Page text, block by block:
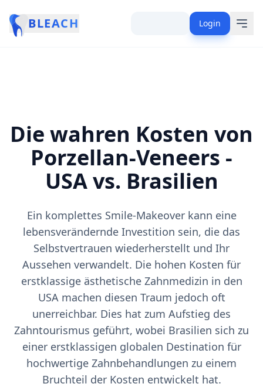
BLEACH Login
Die wahren Kosten von
Porzellan-Veneers -
USA vs. Brasilien
Ein komplettes Smile-Makeover kann eine
lebensverändernde Investition sein, die das
Selbstvertrauen wiederherstellt und Ihr
Aussehen verwandelt. Die hohen Kosten für
erstklassige ästhetische Zahnmedizin in den
USA machen diesen Traum jedoch oft
unerreichbar. Dies hat zum Aufstieg des
Zahntourismus geführt, wobei Brasilien sich zu
einer erstklassigen globalen Destination für
hochwertige Zahnbehandlungen zu einem
Bruchteil der Kosten entwickelt hat.